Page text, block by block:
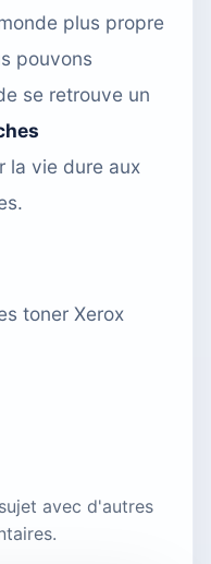
plus propre
pouvons
se retrouve un
la vie dure aux
toner Xerox
avec d'autres